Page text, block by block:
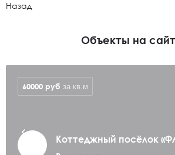
Назад
Объекты на
Коттеджный посёлок
60000 руб за кв.м